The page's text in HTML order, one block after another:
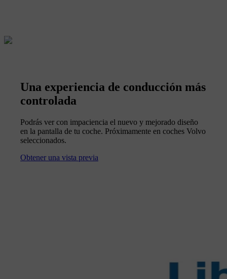
Una experiencia de conducción más
controlada
Podrás ver con impaciencia el nuevo y mejorado diseño
en la pantalla de tu coche. Próximamente en coches Volvo
seleccionados.
Obtener una vista previa